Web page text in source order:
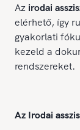
Az irodai
elérhető, így
gyakorlati
kezeld a
rendszereket.
Az Irodai